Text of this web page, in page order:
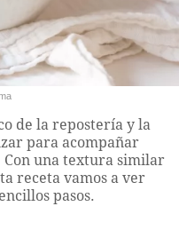
de la repostería y la
para acompañar
una textura similar
receta vamos a ver
pasos.